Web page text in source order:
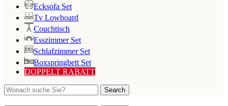
Ecksofa Set
Tv Lowboard
Couchtisch
Esszimmer Set
Schlafzimmer Set
Boxspringbett Set
DOPPELT RABATT
Search